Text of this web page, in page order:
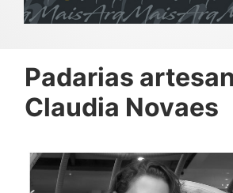
Padarias
Claudia Novaes